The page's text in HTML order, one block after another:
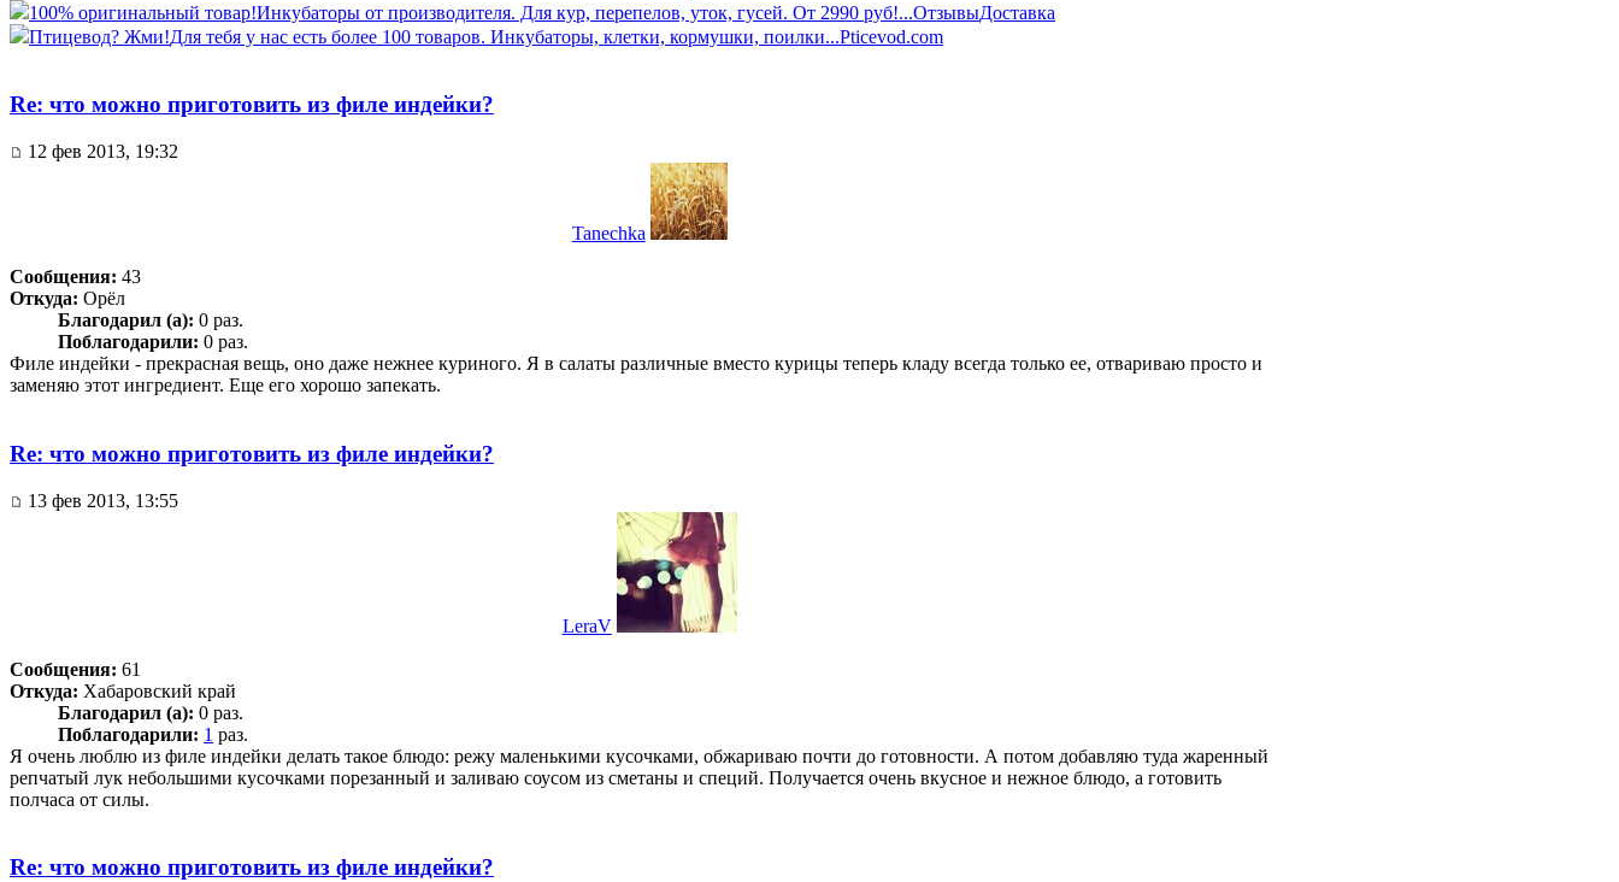
100% оригинальный товар!Инкубаторы от производителя. Для кур, перепелов, уток, гусей. От 2990 руб!...ОтзывыДоставка
Птицевод? Жми!Для тебя у нас есть более 100 товаров. Инкубаторы, клетки, кормушки, поилки...Pticevod.com
Re: что можно приготовить из филе индейки?
12 фев 2013, 19:32
Tanechka
Сообщения: 43
Откуда: Орёл
Благодарил (а): 0 раз.
Поблагодарили: 0 раз.
Филе индейки - прекрасная вещь, оно даже нежнее куриного. Я в салаты различные вместо курицы теперь кладу всегда только ее, отвариваю просто и
заменяю этот ингредиент. Еще его хорошо запекать.
Re: что можно приготовить из филе индейки?
13 фев 2013, 13:55
LeraV
Сообщения: 61
Откуда: Хабаровский край
Благодарил (а): 0 раз.
Поблагодарили: 1 раз.
Я очень люблю из филе индейки делать такое блюдо: режу маленькими кусочками, обжариваю почти до готовности. А потом добавляю туда жаренный
репчатый лук небольшими кусочками порезанный и заливаю соусом из сметаны и специй. Получается очень вкусное и нежное блюдо, а готовить
полчаса от силы.
Re: что можно приготовить из филе индейки?